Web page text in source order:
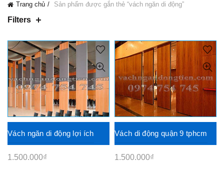
Trang chủ Sản phẩm được gắn thẻ “vách ngăn di động”
Filters
Vách ngăn di động lợi ích
1.500.000₫
Vách di động quận 9 tphcm
1.500.000₫